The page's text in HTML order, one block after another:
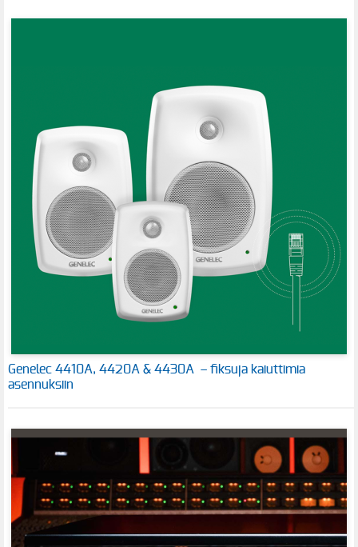
Genelec 4410A, 4420A & 4430A – fiksuja kaiuttimia
asennuksiin